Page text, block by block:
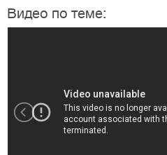
Видео по теме: